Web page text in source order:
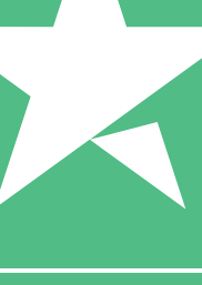
créditos de descarga. Sin
10 00